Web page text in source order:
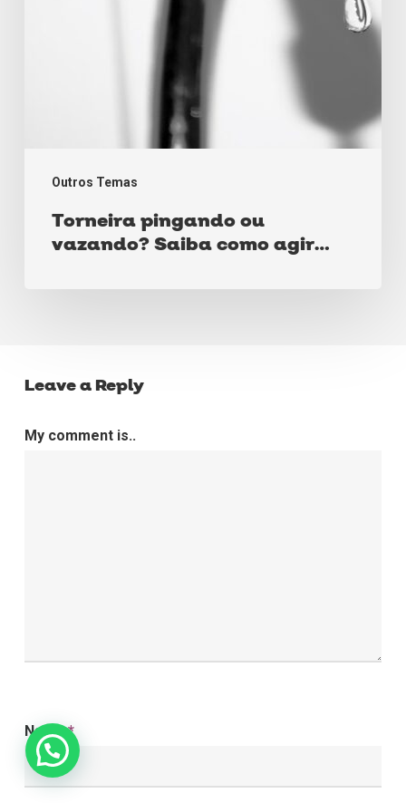
Outros Temas
Torneira pingando ou
vazando? Saiba como agir
Leave a Reply
My comment is..
Name*